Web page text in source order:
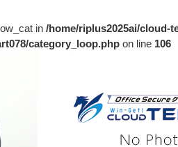
in /home/riplus2025ai/cloud-
category_loop.php on line 106